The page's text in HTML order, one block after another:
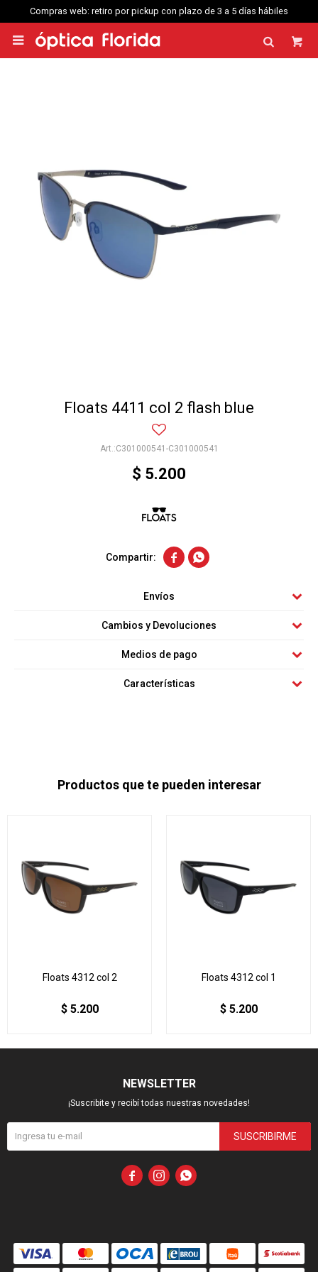
Compras web: retiro por pickup con plazo de 3 a 5 días hábiles

Floats 4411 col 2 flash blue
C301000541-C301000541
$ 5.200
 
Envíos
Cambios y Devoluciones
Medios de pago
Características
Productos que te pueden interesar
Floats 4312 col 2
$ 5.200
Floats 4312 col 1
$ 5.200
NEWSLETTER
¡Suscribite y recibí todas nuestras novedades!
SUSCRIBIRME
  